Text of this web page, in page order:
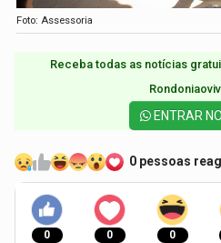
Foto: Assessoria
Receba todas as notícias
ENTRAR
0 pessoas
0 0 0